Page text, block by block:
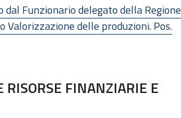
Funzionario delegato della Regione
Valorizzazione delle produzioni. Pos.
FINANZIARIE E